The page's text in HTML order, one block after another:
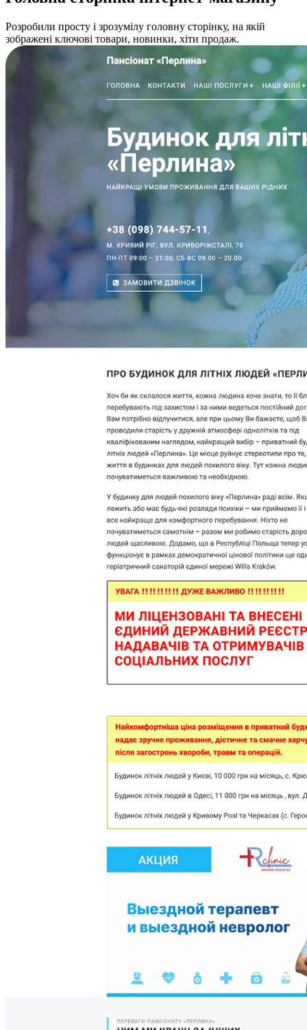
Розробили просту і зрозумілу головну сторінку, на якій
зображені ключові товари, новинки, хіти продаж.